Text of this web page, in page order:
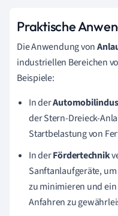
Praktische
Die Anwendung von
industriellen Bereichen
Beispiele:
In der
der Stern-Dreieck-
Startbelastung von
In derFördertechnik
Sanftanlaufgeräte,
zu minimieren und
Anfahren zu